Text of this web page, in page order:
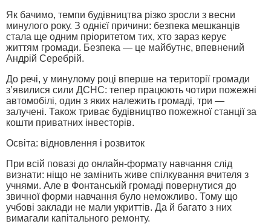
Як бачимо, темпи будівництва різко зросли з весни
минулого року. З однієї причини: безпека мешканців
стала ще одним пріоритетом тих, хто зараз керує
життям громади. Безпека — це майбутнє, впевнений
Андрій Серебрій.
До речі, у минулому році вперше на території громади
з’явилися сили ДСНС: тепер працюють чотири пожежні
автомобілі, один з яких належить громаді, три —
залучені. Також триває будівництво пожежної станції за
кошти приватних інвесторів.
Освіта: відновлення і розвиток
При всій повазі до онлайн-формату навчання слід
визнати: ніщо не замінить живе спілкування вчителя з
учнями. Але в Фонтанській громаді повернутися до
звичної форми навчання було неможливо. Тому що
учбові заклади не мали укриттів. Да й багато з них
вимагали капітального ремонту.